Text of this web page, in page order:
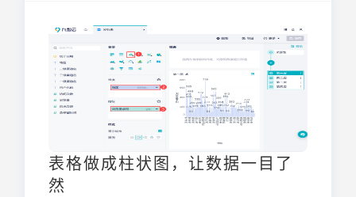
企业营收、电商销量等场景，能直观反映指标
增长趋势。下面将拆解具体计算步骤与避坑要
点。
表格做成柱状图，让数据一目了
然